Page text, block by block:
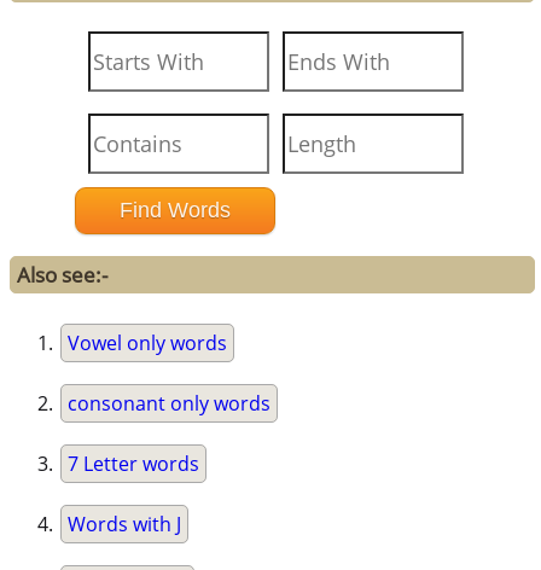
Also see:-
Vowel only words
consonant only words
7 Letter words
Words with J